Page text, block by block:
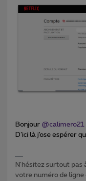
Bonjour @calimero21
D’ici là j’ose espérer
N'hésitez surtout pas
votre numéro de ligne